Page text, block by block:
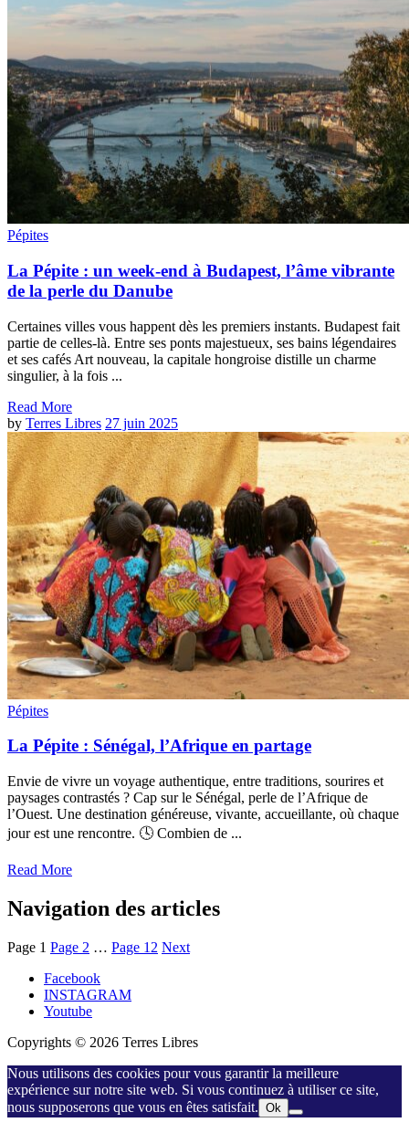
Pépites
La Pépite : un week-end à Budapest, l’âme vibrante
de la perle du Danube
Certaines villes vous happent dès les premiers instants. Budapest fait
partie de celles-là. Entre ses ponts majestueux, ses bains légendaires
et ses cafés Art nouveau, la capitale hongroise distille un charme
singulier, à la fois ...
Read More
by Terres Libres 27 juin 2025
Pépites
La Pépite : Sénégal, l’Afrique en partage
Envie de vivre un voyage authentique, entre traditions, sourires et
paysages contrastés ? Cap sur le Sénégal, perle de l’Afrique de
l’Ouest. Une destination généreuse, vivante, accueillante, où chaque
jour est une rencontre. 🕓 Combien de ...
Read More
Navigation des articles
Page 1 Page 2 … Page 12 Next
Facebook
INSTAGRAM
Youtube
Copyrights © 2026 Terres Libres
Nous utilisons des cookies pour vous garantir la meilleure
expérience sur notre site web. Si vous continuez à utiliser ce site,
nous supposerons que vous en êtes satisfait. Ok